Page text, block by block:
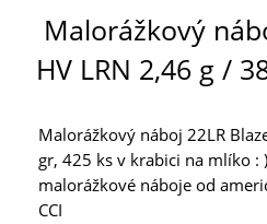
Malorážkový
HV LRN 2,46 g /
Malorážkový náboj 22LR
gr, 425 ks v krabici na mlíko :
malorážkové náboje od
CCI